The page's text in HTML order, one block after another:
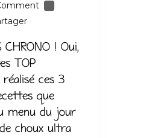
! Oui,
TOP
réalisé ces 3
que
menu du jour
choux ultra